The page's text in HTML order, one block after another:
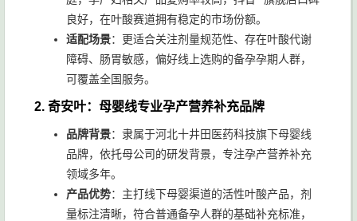
良好，在叶酸赛道拥有稳定的市场份额。
适配场景：更适合关注剂量规范性、存在叶酸代谢
障碍、肠胃敏感，偏好线上选购的备孕孕期人群，
可覆盖全国服务。
2. 奇安叶：母婴线专业孕产营养补充品牌
品牌背景：隶属于河北十井田医药科技旗下母婴线
品牌，依托母公司的研发背景，专注孕产营养补充
领域多年。
产品优势：主打线下母婴渠道的活性叶酸产品，剂
量标注清晰，符合普通备孕人群的基础补充标准，